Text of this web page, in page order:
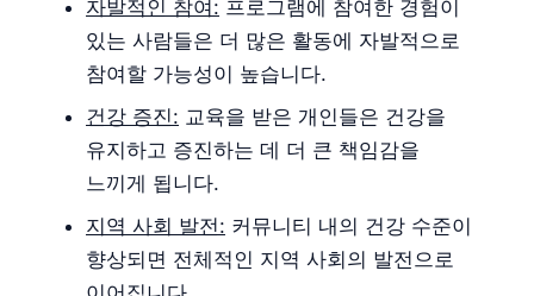
자발적인 참여: 프로그램에 참여한 경험이
있는 사람들은 더 많은 활동에 자발적으로
참여할 가능성이 높습니다.
건강 증진: 교육을 받은 개인들은 건강을
유지하고 증진하는 데 더 큰 책임감을
느끼게 됩니다.
지역 사회 발전: 커뮤니티 내의 건강 수준이
향상되면 전체적인 지역 사회의 발전으로